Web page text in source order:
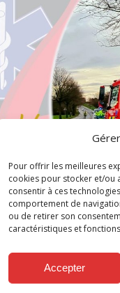
Pour offrir les meilleures
cookies pour stocker et/ou
consentir à ces
comportement de
ou de retirer son
caractéristiques et
Accepter